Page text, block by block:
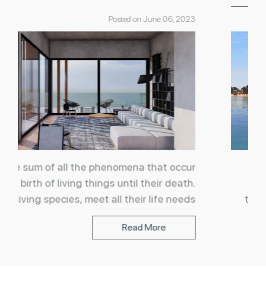
Posted on June 06, 2023
Life is the sum of all the phenomena that occur
from the birth of living things until their death.
Humans, living species, meet all their life needs